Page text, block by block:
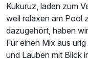
Kukuruz, laden zum
weil relaxen am Pool
dazugehört, haben
Für einen Mix aus
und Lauben mit Blick